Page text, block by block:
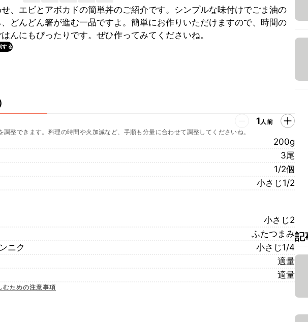
、エビとアボカドの簡単丼のご紹介です。シンプルな味付けでごま油の
どんどん箸が進む一品ですよ。簡単にお作りいただけますので、時間の
んにもぴったりです。ぜひ作ってみてくださいね。
する
1人前
調整できます。料理の時間や火加減など、手順も分量に合わせて調整してくださいね。
200g
3尾
1/2個
小さじ1/2
小さじ2
ふたつまみ
ニク
小さじ1/4
適量
適量
むための注意事項
記